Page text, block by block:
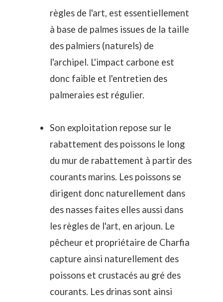
règles de l'art, est essentiellement
à base de palmes issues de la taille
des palmiers (naturels) de
l'archipel. L'impact carbone est
donc faible et l'entretien des
palmeraies est régulier.
Son exploitation repose sur le
rabattement des poissons le long
du mur de rabattement à partir des
courants marins. Les poissons se
dirigent donc naturellement dans
des nasses faites elles aussi dans
les règles de l'art, en arjoun. Le
pêcheur et propriétaire de Charfia
capture ainsi naturellement des
poissons et crustacés au gré des
courants. Les drinas sont ainsi